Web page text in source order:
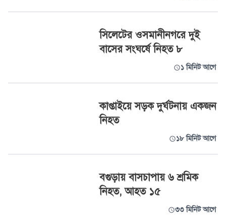
সিলেটের ওসমানীনগরে দুই
বাসের সংঘর্ষে নিহত ৮
১ মিনিট আগে
কাপ্তাইয়ে সড়ক দুর্ঘটনায় একজন
নিহত
১৮ মিনিট আগে
বগুড়ায় বাসচাপায় ৬ শ্রমিক
নিহত, আহত ১৫
৩৩ মিনিট আগে